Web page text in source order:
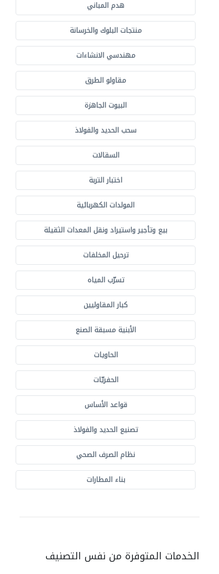
هدم المباني
منتجات البلوك والخرسانة
مهندسي الانشاءات
مقاولو الطرق
البيوت الجاهزة
سحب الحديد والفولاذ
السقالات
اختبار التربة
المولدات الكهربائية
بيع وتأجير واستيراد ونقل المعدات الثقيلة
ترحيل المخلفات
تسرّب المياه
كبار المقاوليين
الأبنية مسبقة الصنع
الحاويات
الحفريّات
قواعد الأساس
تصنيع الحديد والفولاذ
نظام الصرف الصحي
بناء المطارات
الخدمات المتوفرة من نفس التصنيف